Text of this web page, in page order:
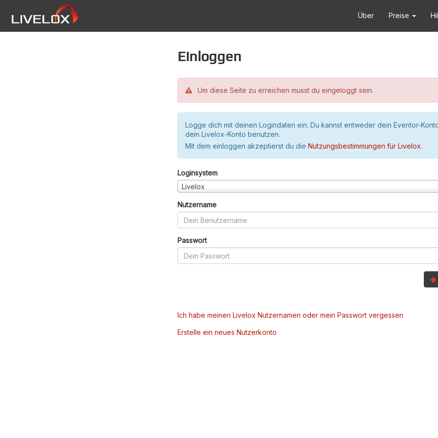
Über Preise
Einloggen
Um diese Seite zu erreichen musst du eingeloggt sein.
Logge dich mit deinen Logindaten ein. Du kannst entweder dein Eventor-
dein Livelox-Konto benutzen.
Mit dem einloggen akzeptierst du die Nutzungsbestimmungen für Livelox.
Loginsystem
Livelox
Nutzername
Passwort
Ich habe meinen Livelox Nutzernamen oder mein Passwort vergessen
Erstelle ein neues Nutzerkonto